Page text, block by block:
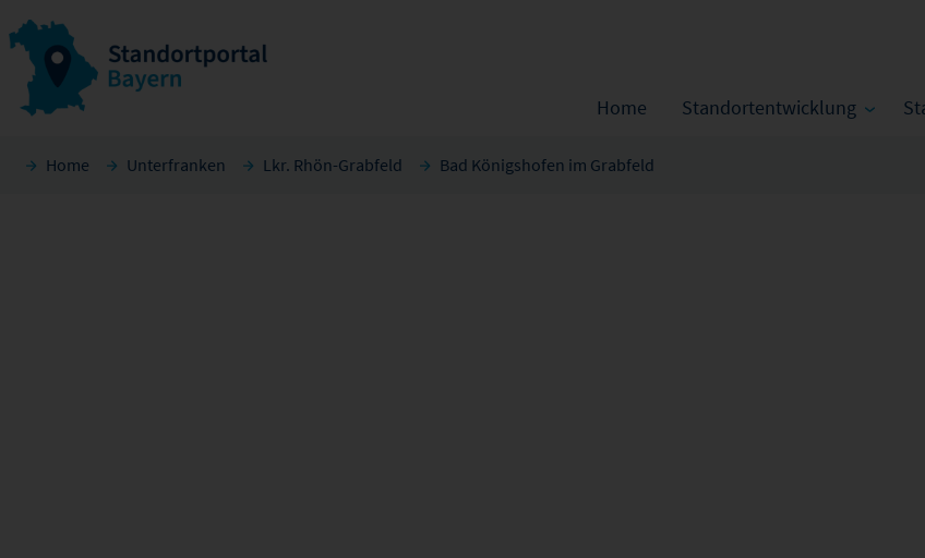
Home Standortentwicklung
Home Unterfranken Lkr. Rhön-Grabfeld Bad Königshofen im Grabfeld